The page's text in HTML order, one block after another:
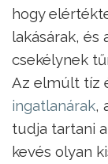
hogy
lakásárak, és
csekélynek
Az elmúlt tíz
ingatlanárak,
tudja tartani
kevés olyan